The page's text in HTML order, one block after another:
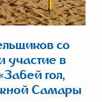
со
участие в
гол,
Самары